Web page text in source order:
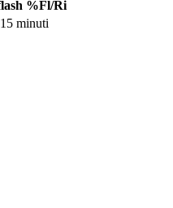
%Fl/Ri
minuti